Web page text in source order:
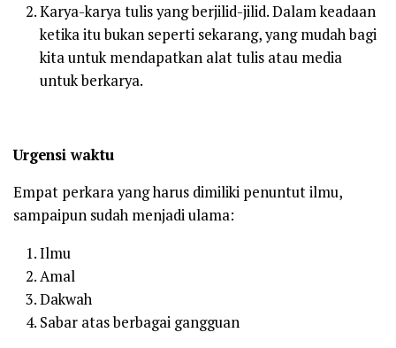
Karya-karya tulis yang berjilid-jilid. Dalam keadaan
ketika itu bukan seperti sekarang, yang mudah bagi
kita untuk mendapatkan alat tulis atau media
untuk berkarya.
Urgensi waktu
Empat perkara yang harus dimiliki penuntut ilmu,
sampaipun sudah menjadi ulama:
Ilmu
Amal
Dakwah
Sabar atas berbagai gangguan